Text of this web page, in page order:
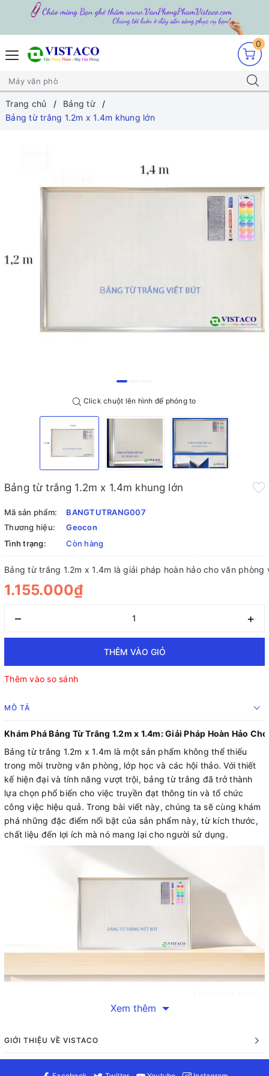
0
Trang chủ
Bảng từ
Bảng từ trắng 1.2m x 1.4m khung lớn
Click chuột lên hình để phóng to
Bảng từ trắng 1.2m x 1.4m khung lớn
Mã sản phẩm:
BANGTUTRANG007
Thương hiệu:
Geocon
Tình trạng:
Còn hàng
Bảng từ trắng 1.2m x 1.4m là giải pháp hoàn hảo cho văn
1.155.000₫
– +
THÊM VÀO GIỎ
Thêm vào so sánh
MÔ TẢ
Khám Phá Bảng Từ Trắng 1.2m x 1.4m: Giải Pháp Hoàn Hảo
Bảng từ trắng 1.2m x 1.4m là một sản phẩm không thể thiếu
trong môi trường văn phòng, lớp học và các hội thảo. Với thiết
kế hiện đại và tính năng vượt trội, bảng từ trắng đã trở thành
lựa chọn phổ biến cho việc truyền đạt thông tin và tổ chức
công việc hiệu quả. Trong bài viết này, chúng ta sẽ cùng khám
phá những đặc điểm nổi bật của sản phẩm này, từ kích thước,
chất liệu đến lợi ích mà nó mang lại cho người sử dụng.
Đầu tiên, hãy cùng tìm hiểu về kích thước và đặc điểm kỹ thuật
của bảng từ trắng 1.2m x 1.4m. Sản phẩm có kích thước cụ thể
là rộng 1400mm và cao 1200mm, với độ dày khoảng 30mm
Xem thêm
GIỚI THIỆU VỀ VISTACO